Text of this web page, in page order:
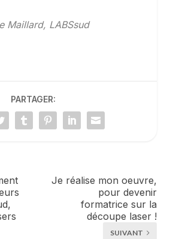
Maillard, LABSsud
PARTAGER:
Je réalise mon oeuvre,
pour devenir
formatrice sur la
découpe laser !
SUIVANT